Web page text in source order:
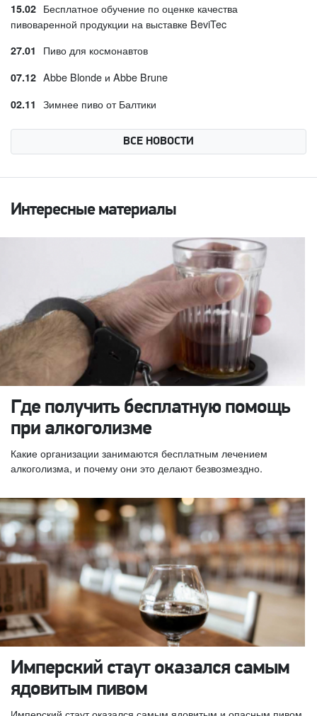
15.02 Бесплатное обучение по оценке качества
пивоваренной продукции на выставке BeviTec
27.01 Пиво для космонавтов
07.12 Abbe Blonde и Abbe Brune
02.11 Зимнее пиво от Балтики
ВСЕ НОВОСТИ
Интересные материалы
Где получить бесплатную помощь
при алкоголизме
Какие организации занимаются бесплатным лечением
алкоголизма, и почему они это делают безвозмездно.
Имперский стаут оказался самым
ядовитым пивом